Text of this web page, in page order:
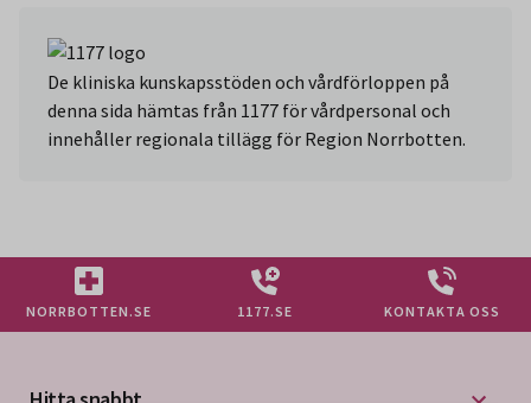
De kliniska kunskapsstöden och vårdförloppen på
denna sida hämtas från 1177 för vårdpersonal och
innehåller regionala tillägg för Region Norrbotten.
NORRBOTTEN.SE 1177.SE KONTAKTA OSS